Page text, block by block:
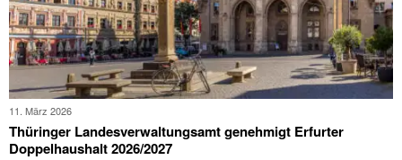
11. März 2026
Thüringer Landesverwaltungsamt genehmigt Erfurter
Doppelhaushalt 2026/2027